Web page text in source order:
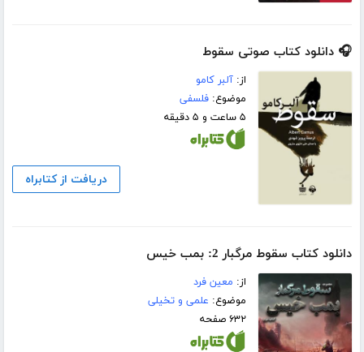
🎧 دانلود کتاب صوتی سقوط
از:آلبر کامو
موضوع:فلسفی
۵ ساعت و ۵ دقیقه
دریافت از کتابراه
دانلود کتاب سقوط مرگبار 2: بمب خیس
از: معین فرد
موضوع: علمی و تخیلی
۶۳۲ صفحه